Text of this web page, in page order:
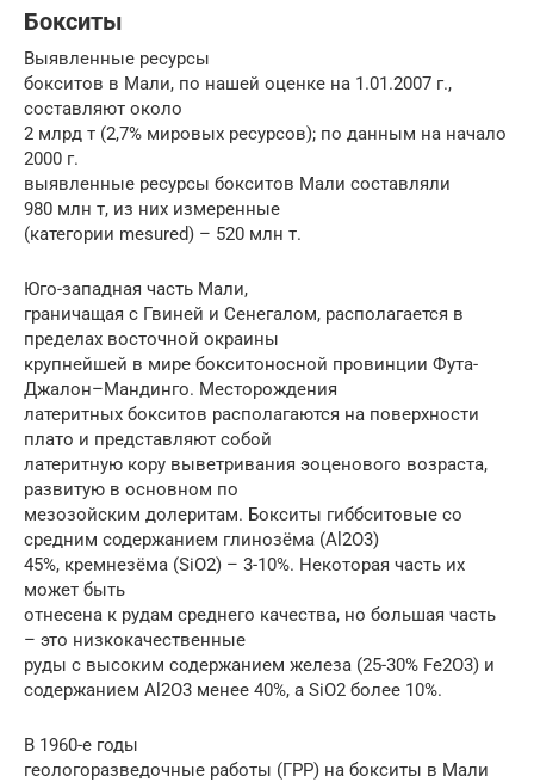
Бокситы
Выявленные ресурсы
бокситов в Мали, по нашей оценке на 1.01.2007 г.,
составляют около
2 млрд т (2,7% мировых ресурсов); по данным на начало
2000 г.
выявленные ресурсы бокситов Мали составляли
980 млн т, из них измеренные
(категории mesured) – 520 млн т.
Юго-западная часть Мали,
граничащая с Гвиней и Сенегалом, располагается в
пределах восточной окраины
крупнейшей в мире бокситоносной провинции Фута-
Джалон–Мандинго. Месторождения
латеритных бокситов располагаются на поверхности
плато и представляют собой
латеритную кору выветривания эоценового возраста,
развитую в основном по
мезозойским долеритам. Бокситы гиббситовые со
средним содержанием глинозёма (Al2O3)
45%, кремнезёма (SiO2) – 3-10%. Некоторая часть их
может быть
отнесена к рудам среднего качества, но большая часть
– это низкокачественные
руды с высоким содержанием железа (25-30% Fe2O3) и
содержанием Al2O3 менее 40%, а SiO2 более 10%.
В 1960-е годы
геологоразведочные работы (ГРР) на бокситы в Мали